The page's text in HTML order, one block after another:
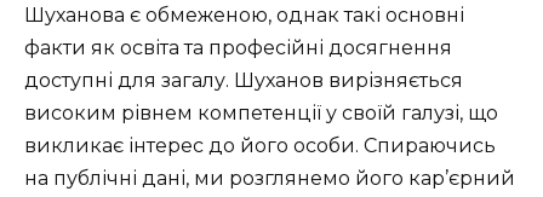
Шуханова є обмеженою, однак такі основні
факти як освіта та професійні досягнення
доступні для загалу. Шуханов вирізняється
високим рівнем компетенції у своїй галузі, що
викликає інтерес до його особи. Спираючись
на публічні дані, ми розглянемо його кар’єрний